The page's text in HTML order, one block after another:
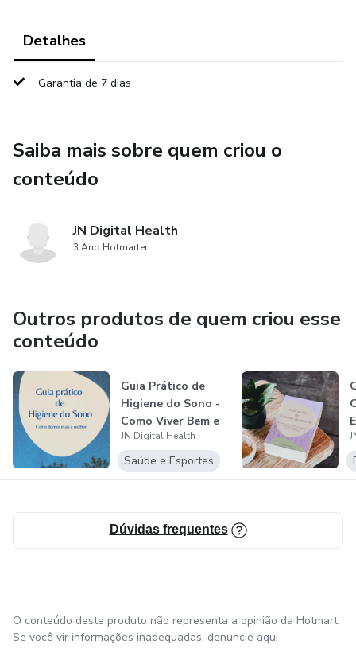
Detalhes
Garantia de 7 dias
Saiba mais sobre quem criou o
conteúdo
JN Digital Health
3 Ano Hotmarter
Outros produtos de quem criou esse
conteúdo
Guia Prático de
Higiene do Sono -
Como Viver Bem e
Melhor
JN Digital Health
Saúde e Esportes
Dúvidas frequentes
O conteúdo deste produto não representa a opinião da Hotmart.
Se você vir informações inadequadas, denuncie aqui